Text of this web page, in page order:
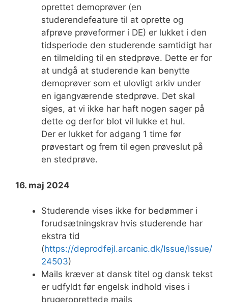
oprettet demoprøver (en
studerendefeature til at oprette og
afprøve prøveformer i DE) er lukket i den
tidsperiode den studerende samtidigt har
en tilmelding til en stedprøve. Dette er for
at undgå at studerende kan benytte
demoprøver som et ulovligt arkiv under
en igangværende stedprøve. Det skal
siges, at vi ikke har haft nogen sager på
dette og derfor blot vil lukke et hul.
Der er lukket for adgang 1 time før
prøvestart og frem til egen prøveslut på
en stedprøve.
16. maj 2024
Studerende vises ikke for bedømmer i
forudsætningskrav hvis studerende har
ekstra tid
(https://deprodfejl.arcanic.dk/Issue/Issue/
24503)
Mails kræver at dansk titel og dansk tekst
er udfyldt før engelsk indhold vises i
brugeroprettede mails